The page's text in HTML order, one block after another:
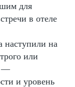
для
в отеле
наступили на
или
—
и уровень